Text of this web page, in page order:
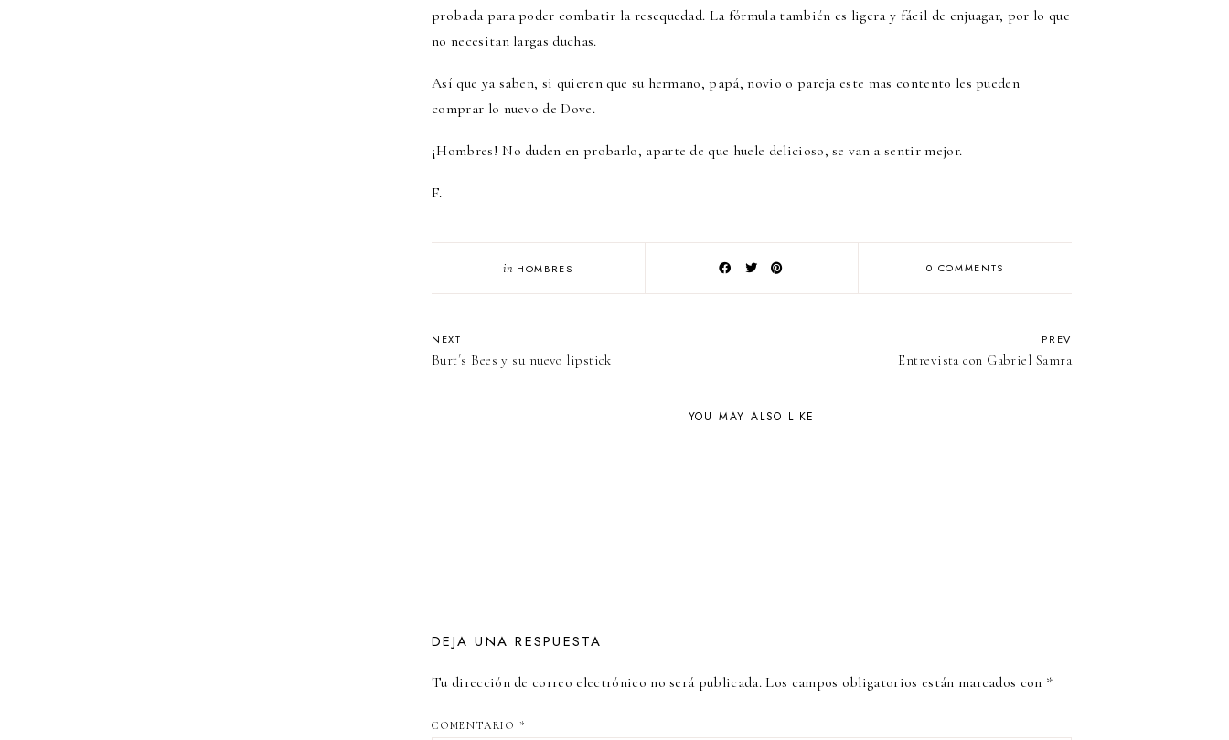
probada para poder combatir la resequedad. La fórmula también es ligera y fácil de enjuagar, por lo que
no necesitan largas duchas.
Así que ya saben, si quieren que su hermano, papá, novio o pareja este mas contento les pueden
comprar lo nuevo de Dove.
¡Hombres! No duden en probarlo, aparte de que huele delicioso, se van a sentir mejor.
F.
in HOMBRES 0 COMMENTS
NEXT
Burt´s Bees y su nuevo lipstick
PREV
Entrevista con Gabriel Samra
YOU MAY ALSO LIKE
DEJA UNA RESPUESTA
Tu dirección de correo electrónico no será publicada. Los campos obligatorios están marcados con *
COMENTARIO *